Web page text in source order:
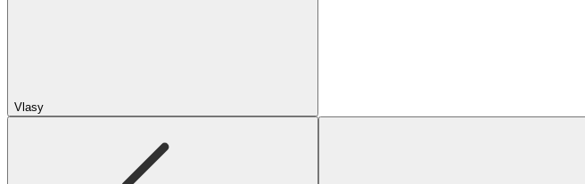
Vlasy